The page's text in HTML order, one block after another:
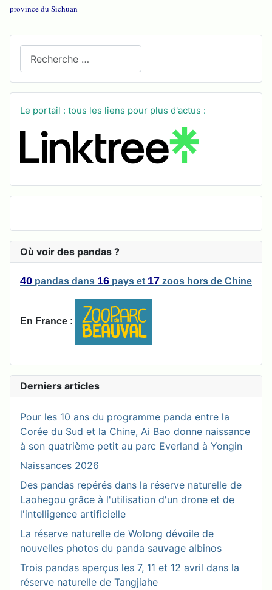
Le portail : tous les liens pour plus d'actus :
Où voir des pandas ?
40 pandas dans 16 pays et 17 zoos hors de Chine
En France :
Derniers articles
Pour les 10 ans du programme panda entre la
Corée du Sud et la Chine, Ai Bao donne naissance
à son quatrième petit au parc Everland à Yongin
Naissances 2026
Des pandas repérés dans la réserve naturelle de
Laohegou grâce à l'utilisation d'un drone et de
l'intelligence artificielle
La réserve naturelle de Wolong dévoile de
nouvelles photos du panda sauvage albinos
Trois pandas aperçus les 7, 11 et 12 avril dans la
réserve naturelle de Tangjiahe
province du Sichuan